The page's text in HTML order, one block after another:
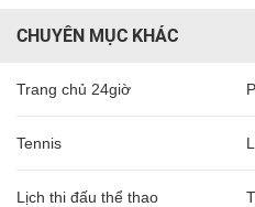
CHUYÊN MỤC KHÁC
Trang chủ 24giờ
Tennis
Lịch thi đấu thể thao